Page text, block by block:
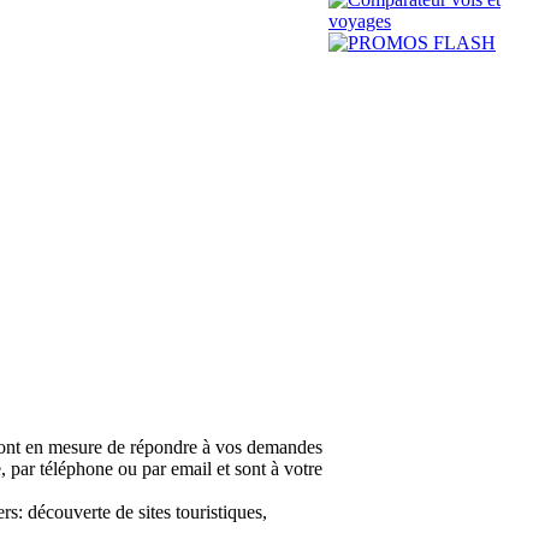
mesure de répondre à vos demandes
par téléphone ou par email et sont à votre
découverte de sites touristiques,